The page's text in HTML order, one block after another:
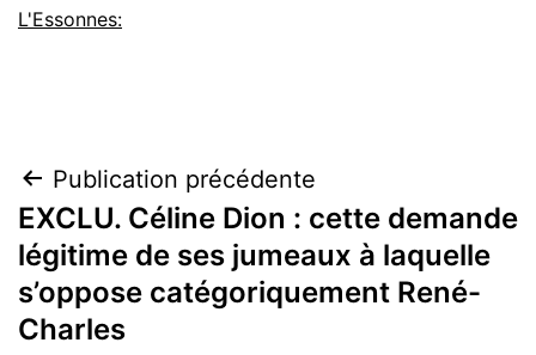
L'Essonnes:
Navigation
de
l’article
Publication précédente
EXCLU. Céline Dion : cette demande
légitime de ses jumeaux à laquelle
s’oppose catégoriquement René-
Charles